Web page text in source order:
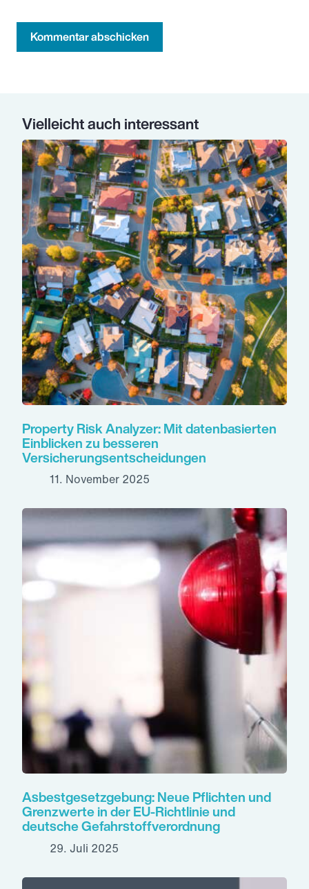
Kommentar abschicken
Vielleicht auch interessant
Property Risk Analyzer: Mit datenbasierten
Einblicken zu besseren
Versicherungsentscheidungen
11. November 2025
Asbestgesetzgebung: Neue Pflichten und
Grenzwerte in der EU-Richtlinie und
deutsche Gefahrstoffverordnung
29. Juli 2025